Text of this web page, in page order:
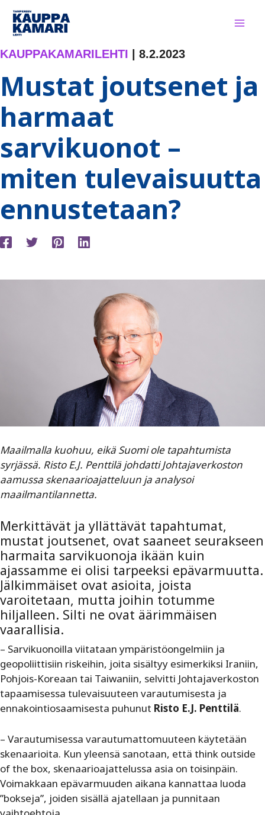
Siirry
sisältöön
KAUPPAKAMARILEHTI 8.2.2023
Mustat joutsenet ja
harmaat
sarvikuonot –
miten tulevaisuutta
ennustetaan?
Maailmalla kuohuu, eikä Suomi ole tapahtumista
syrjässä. Risto E.J. Penttilä johdatti Johtajaverkoston
aamussa skenaarioajatteluun ja analysoi
maailmantilannetta.
Merkittävät ja yllättävät tapahtumat,
mustat joutsenet, ovat saaneet seurakseen
harmaita sarvikuonoja ikään kuin
ajassamme ei olisi tarpeeksi epävarmuutta.
Jälkimmäiset ovat asioita, joista
varoitetaan, mutta joihin totumme
hiljalleen. Silti ne ovat äärimmäisen
vaarallisia.
– Sarvikuonoilla viitataan ympäristöongelmiin ja
geopoliittisiin riskeihin, joita sisältyy esimerkiksi Iraniin,
Pohjois-Koreaan tai Taiwaniin, selvitti Johtajaverkoston
tapaamisessa tulevaisuuteen varautumisesta ja
ennakointiosaamisesta puhunut Risto E.J. Penttilä.
– Varautumisessa varautumattomuuteen käytetään
skenaarioita. Kun yleensä sanotaan, että think outside
of the box, skenaarioajattelussa asia on toisinpäin.
Voimakkaan epävarmuuden aikana kannattaa luoda
”bokseja”, joiden sisällä ajatellaan ja punnitaan